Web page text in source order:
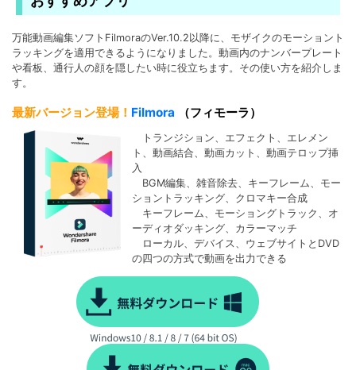
万能動画編集ソフトFilmoraのVer.10.2以降に、モザイクのモーショント
ラッキングを適用できるようになりました。動画内のナンバープレート
や看板、通行人の顔を隠したい時に役立ちます。その使い方を紹介しま
す。
最新バージョン登場！ Filmora （フィモーラ）
トランジション、エフェクト、エレメン
ト、動画結合、動画カット、動画テロップ挿
入
BGM編集、雑音除去、キーフレーム、モー
ショントラッキング、クロマキー合成
キーフレーム、モーショングトラック、オ
ーディオダッキング、カラーマッチ
ローカル、デバイス、ウェブサイトとDVD
の四つの方式で動画を出力できる